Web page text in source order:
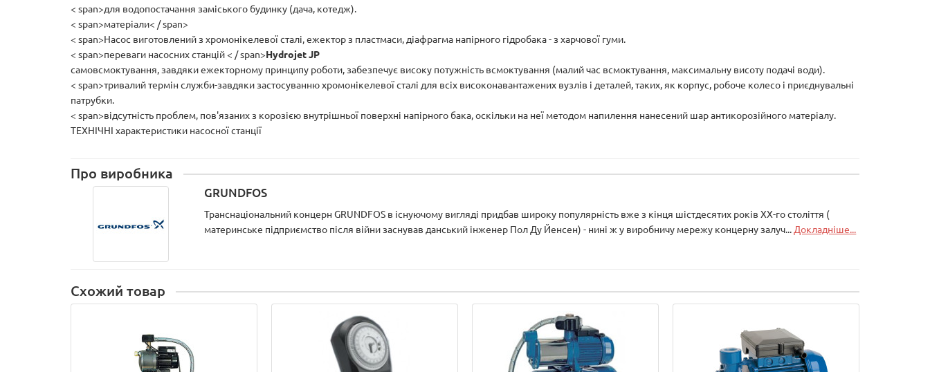
< span>для водопостачання заміського будинку (дача, котедж).
< span>матеріали< / span>
< span>Насос виготовлений з хромонікелевої сталі, ежектор з пластмаси, діафрагма напірного гідробака - з харчової гуми.
< span>переваги насосних станцій < / span>Hydrojet JP
самовсмоктування, завдяки ежекторному принципу роботи, забезпечує високу потужність всмоктування (малий час всмоктування, максимальну висоту подачі води).
< span>тривалий термін служби-завдяки застосуванню хромонікелевої сталі для всіх високонавантажених вузлів і деталей, таких, як корпус, робоче колесо і приєднувальні
патрубки.
< span>відсутність проблем, пов'язаних з корозією внутрішньої поверхні напірного бака, оскільки на неї методом напилення нанесений шар антикорозійного матеріалу.
ТЕХНІЧНІ характеристики насосної станції
Про виробника
GRUNDFOS
Транснаціональний концерн GRUNDFOS в існуючому вигляді придбав широку популярність вже з кінця шістдесятих років XX-го століття (
материнське підприємство після війни заснував данський інженер Пол Ду Йенсен) - нині ж у виробничу мережу концерну залуч... Докладніше...
Схожий товар